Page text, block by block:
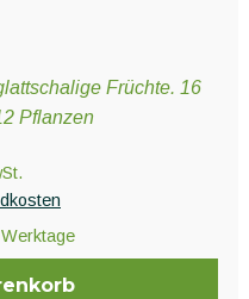
Früchte. 16
Pflanzen